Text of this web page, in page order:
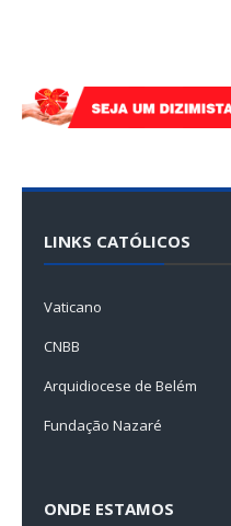
LINKS CATÓLICOS
Vaticano
CNBB
Arquidiocese de Belém
Fundação Nazaré
ONDE ESTAMOS